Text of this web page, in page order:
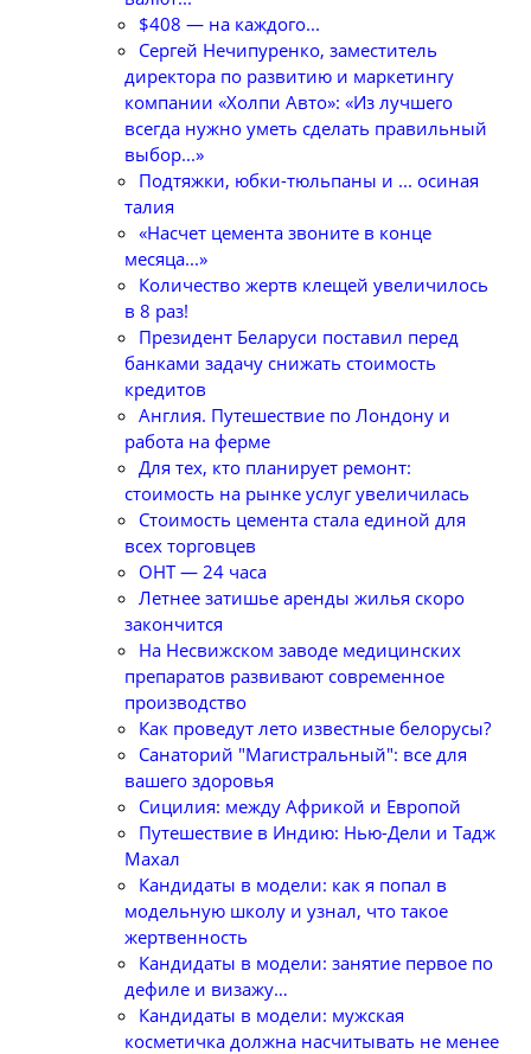
$408 — на каждого...
Сергей Нечипуренко, заместитель
директора по развитию и маркетингу
компании «Холпи Авто»: «Из лучшего
всегда нужно уметь сделать правильный
выбор...»
Подтяжки, юбки-тюльпаны и ... осиная
талия
«Насчет цемента звоните в конце
месяца...»
Количество жертв клещей увеличилось
в 8 раз!
Президент Беларуси поставил перед
банками задачу снижать стоимость
кредитов
Англия. Путешествие по Лондону и
работа на ферме
Для тех, кто планирует ремонт:
стоимость на рынке услуг увеличилась
Стоимость цемента стала единой для
всех торговцев
ОНТ — 24 часа
Летнее затишье аренды жилья скоро
закончится
На Несвижском заводе медицинских
препаратов развивают современное
производство
Как проведут лето известные белорусы?
Санаторий "Магистральный": все для
вашего здоровья
Сицилия: между Африкой и Европой
Путешествие в Индию: Нью-Дели и Тадж
Махал
Кандидаты в модели: как я попал в
модельную школу и узнал, что такое
жертвенность
Кандидаты в модели: занятие первое по
дефиле и визажу…
Кандидаты в модели: мужская
косметичка должна насчитывать не менее